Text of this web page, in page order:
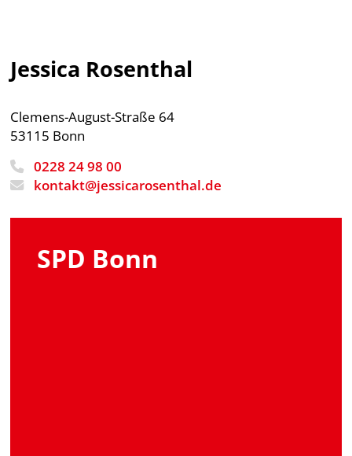
Jessica Rosenthal
Clemens-August-Straße 64
53115 Bonn
0228 24 98 00
kontakt@jessicarosenthal.de
SPD Bonn